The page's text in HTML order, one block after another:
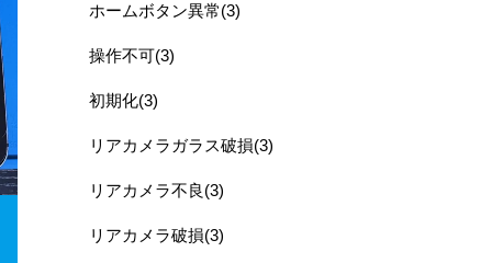
ホームボタン異常(3)
操作不可(3)
初期化(3)
リアカメラガラス破損(3)
リアカメラ不良(3)
リアカメラ破損(3)